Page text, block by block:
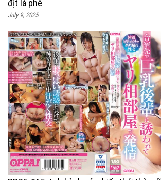
địt là phê
July 9, 2025